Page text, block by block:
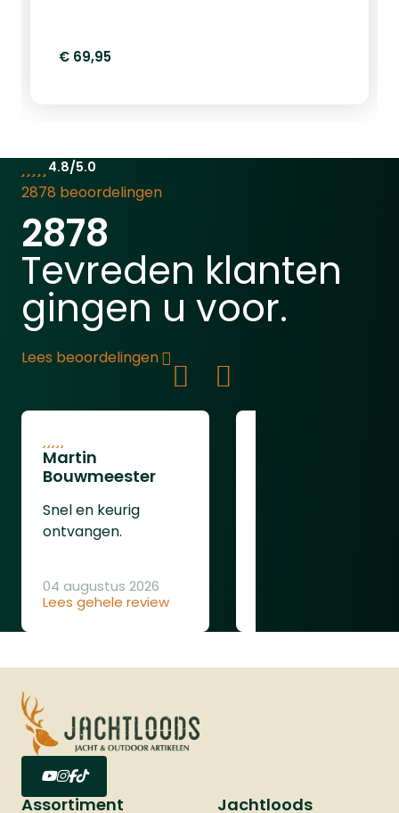
€ 69,95
4.8/5.0
2878 beoordelingen
2878
Tevreden klanten
gingen u voor.
Lees beoordelingen
Martin
Bouwmeester
Snel en keurig
ontvangen.
Lees gehele review
04 augustus 2026
Assortiment Jachtloods